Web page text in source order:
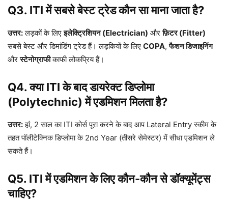
Q3. ITI में सबसे बेस्ट ट्रेड कौन सा माना जाता है?
उत्तर:लड़कों के लिएइलेक्ट्रिशियन (Electrician) औरफ़िटर (Fitter)
सबसे बेस्ट और डिमांडिंग ट्रेड हैं। लड़कियों के लिए COPA,फैशन डिजाइनिंग
औरस्टेनोग्राफीकाफी लोकप्रिय हैं।
Q4. क्या ITI के बाद डायरेक्ट डिप्लोमा
(Polytechnic) में एडमिशन मिलता है?
उत्तर:हां, 2 साल का ITI कोर्स पूरा करने के बाद आप Lateral Entry स्कीम के
तहत पॉलीटेक्निक डिप्लोमा के 2nd Year (तीसरे सेमेस्टर) में सीधा एडमिशन ले
सकते हैं।
Q5. ITI में एडमिशन के लिए कौन-कौन से डॉक्यूमेंट्स
चाहिए?